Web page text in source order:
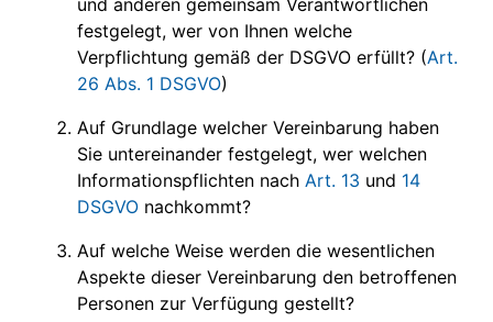
und anderen gemeinsam Verantwortlichen
festgelegt, wer von Ihnen welche
Verpflichtung gemäß der DSGVO erfüllt? (Art.
26 Abs. 1 DSGVO)
Auf Grundlage welcher Vereinbarung haben
Sie untereinander festgelegt, wer welchen
Informationspflichten nach Art. 13 und 14
DSGVO nachkommt?
Auf welche Weise werden die wesentlichen
Aspekte dieser Vereinbarung den betroffenen
Personen zur Verfügung gestellt?